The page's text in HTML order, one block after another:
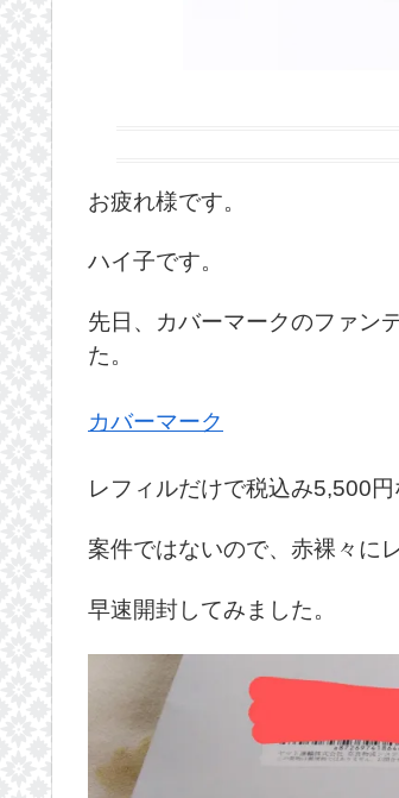
お疲れ様です。
ハイ子です。
先日、カバーマークのファン
た。
カバーマーク
レフィルだけで税込み5,500
案件ではないので、赤裸々に
早速開封してみました。